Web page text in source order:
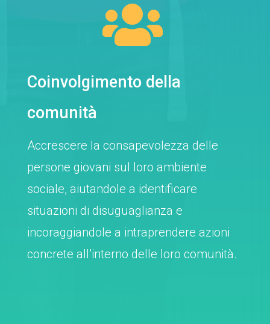

Coinvolgimento della
comunità
Accrescere la consapevolezza delle
persone giovani sul loro ambiente
sociale, aiutandole a identificare
situazioni di disuguaglianza e
incoraggiandole a intraprendere azioni
concrete all’interno delle loro comunità.